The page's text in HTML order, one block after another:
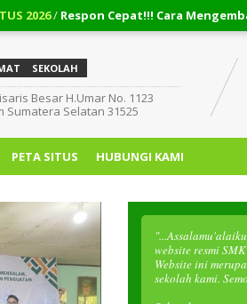
/Respon Cepat!!! Cara Mengembalikan
SEKOLAH
Besar H.Umar No. 1123
Sumatera Selatan 31525
PETA SITUS HUBUNGI KAMI
website resmi
Website ini
sekolah kami.